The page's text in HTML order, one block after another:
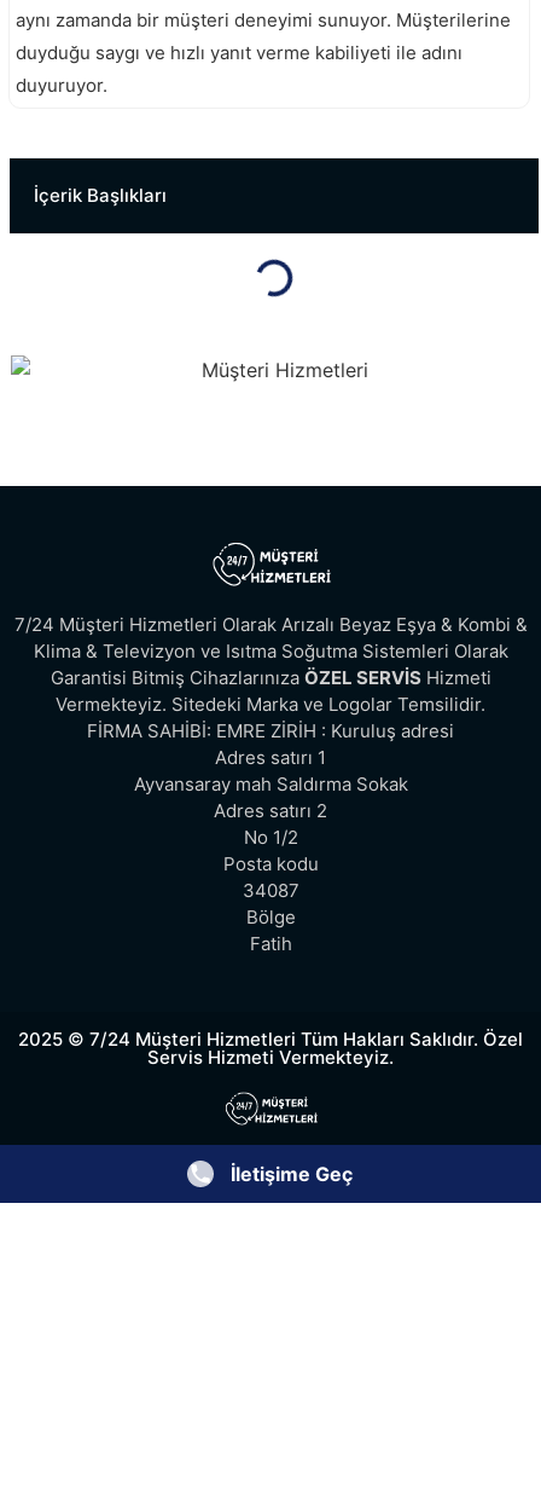
aynı zamanda bir müşteri deneyimi sunuyor. Müşterilerine
duyduğu saygı ve hızlı yanıt verme kabiliyeti ile adını
duyuruyor.
İçerik Başlıkları
7/24 Müşteri Hizmetleri Olarak Arızalı Beyaz Eşya & Kombi &
Klima & Televizyon ve Isıtma Soğutma Sistemleri Olarak
Garantisi Bitmiş Cihazlarınıza ÖZEL SERVİSHizmeti
Vermekteyiz. Sitedeki Marka ve Logolar Temsilidir.
FİRMA SAHİBİ: EMRE ZİRİH : Kuruluş adresi
Adres satırı 1
Ayvansaray mah Saldırma Sokak
Adres satırı 2
No 1/2
Posta kodu
34087
Bölge
Fatih
2025 © 7/24 Müşteri Hizmetleri Tüm Hakları Saklıdır. Özel
Servis Hizmeti Vermekteyiz.
İletişime Geç